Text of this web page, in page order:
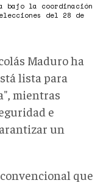
bajo la coordinación
del 28 de
Maduro ha
lista para
mientras
e
un
que